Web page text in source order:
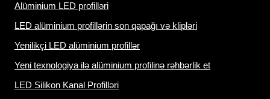
Alüminium LED profilləri
LED alüminium profillərin son qapağı və klipləri
Yenilikçi LED alüminium profillər
Yeni texnologiya ilə alüminium profilinə rəhbərlik et
LED Silikon Kanal Profilləri